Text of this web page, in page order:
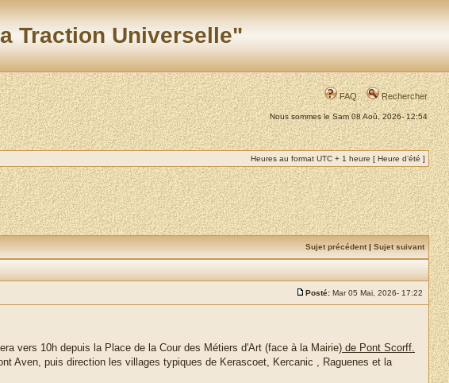
Traction Universelle"
FAQ Rechercher
Nous sommes le Sam 08 Aoû, 2026- 12:54
Heures au format UTC + 1 heure [ Heure d’été ]
Sujet précédent| Sujet suivant
Posté: Mar 05 Mai, 2026- 17:22
vers 10h depuis la Place de la Cour des Métiers d'Art (face à la Mairie) de Pont Scorff.
Aven, puis direction les villages typiques de Kerascoet, Kercanic , Raguenes et la